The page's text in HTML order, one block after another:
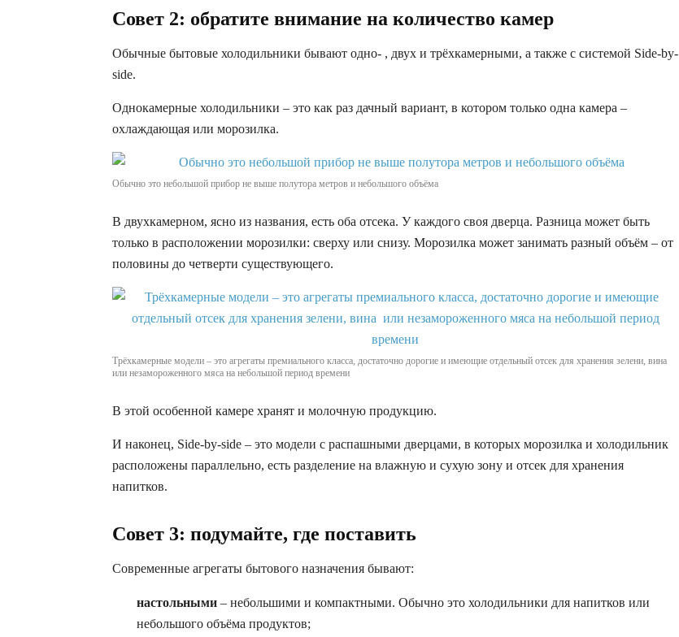
Совет 2: обратите внимание на количество камер
Обычные бытовые холодильники бывают одно- , двух и трёхкамерными, а также с системой Side-by-
side.
Однокамерные холодильники – это как раз дачный вариант, в котором только одна камера –
охлаждающая или морозилка.
Обычно это небольшой прибор не выше полутора метров и небольшого объёма
В двухкамерном, ясно из названия, есть оба отсека. У каждого своя дверца. Разница может быть
только в расположении морозилки: сверху или снизу. Морозилка может занимать разный объём – от
половины до четверти существующего.
Трёхкамерные модели – это агрегаты премиального класса, достаточно дорогие и имеющие отдельный отсек для хранения зелени, вина
или незамороженного мяса на небольшой период времени
В этой особенной камере хранят и молочную продукцию.
И наконец, Side-by-side – это модели с распашными дверцами, в которых морозилка и холодильник
расположены параллельно, есть разделение на влажную и сухую зону и отсек для хранения
напитков.
Совет 3: подумайте, где поставить
Современные агрегаты бытового назначения бывают:
настольными – небольшими и компактными. Обычно это холодильники для напитков или
небольшого объёма продуктов;